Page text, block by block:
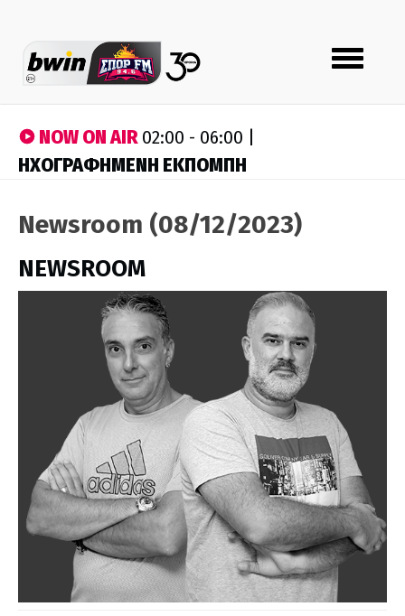
Toggle
navigation
NOW ON AIR02:00 - 06:00 |
ΗΧΟΓΡΑΦΗΜΕΝΗ ΕΚΠΟΜΠΗ
Newsroom (08/12/2023)
NEWSROOM